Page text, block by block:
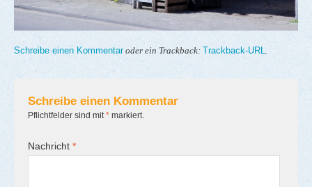
Schreibe einen Kommentaroder ein Trackback: Trackback-URL.
Schreibe einen Kommentar
Pflichtfelder sind mit * markiert.
Nachricht *